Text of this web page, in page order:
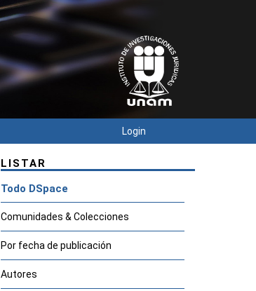
Login
LISTAR
Todo DSpace
Comunidades & Colecciones
Por fecha de publicación
Autores